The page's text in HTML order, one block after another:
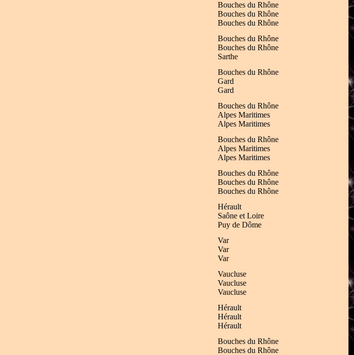
Bouches du Rhône
Bouches du Rhône
Bouches du Rhône
Bouches du Rhône
Bouches du Rhône
Sarthe
Bouches du Rhône
Gard
Gard
Bouches du Rhône
Alpes Maritimes
Alpes Maritimes
Bouches du Rhône
Alpes Maritimes
Alpes Maritimes
Bouches du Rhône
Bouches du Rhône
Bouches du Rhône
Hérault
Saône et Loire
Puy de Dôme
Var
Var
Var
Vaucluse
Vaucluse
Vaucluse
Hérault
Hérault
Hérault
Bouches du Rhône
Bouches du Rhône